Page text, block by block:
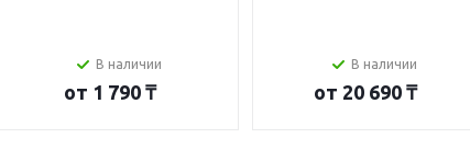
В наличии
от 1 790 ₸
В наличии
от 20 690 ₸